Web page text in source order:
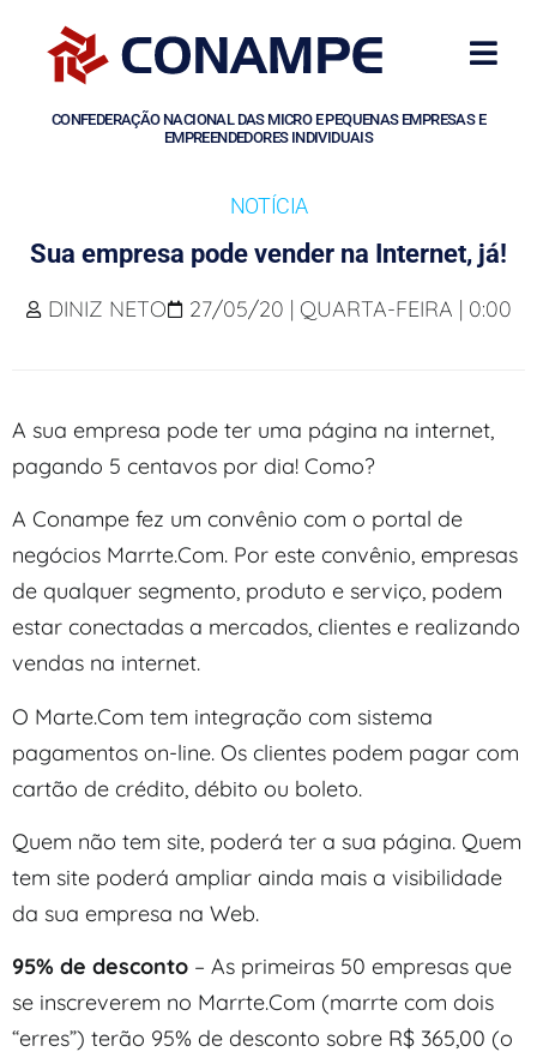
CONFEDERAÇÃO NACIONAL DAS MICRO E PEQUENAS EMPRESAS E
EMPREENDEDORES INDIVIDUAIS
NOTÍCIA
Sua empresa pode vender na Internet, já!
DINIZ NETO 27/05/20 | QUARTA-FEIRA | 0:00
A sua empresa pode ter uma página na internet,
pagando 5 centavos por dia! Como?
A Conampe fez um convênio com o portal de
negócios Marrte.Com. Por este convênio, empresas
de qualquer segmento, produto e serviço, podem
estar conectadas a mercados, clientes e realizando
vendas na internet.
O Marte.Com tem integração com sistema
pagamentos on-line. Os clientes podem pagar com
cartão de crédito, débito ou boleto.
Quem não tem site, poderá ter a sua página. Quem
tem site poderá ampliar ainda mais a visibilidade
da sua empresa na Web.
95% de desconto – As primeiras 50 empresas que
se inscreverem no Marrte.Com (marrte com dois
“erres”) terão 95% de desconto sobre R$ 365,00 (o